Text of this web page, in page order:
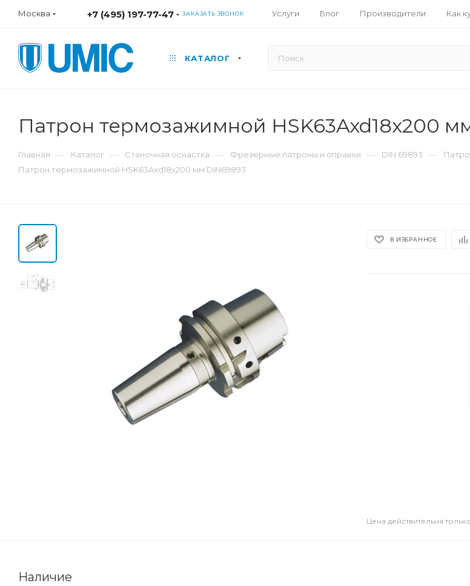
Москва +7 (495) 197-77-47 ЗАКАЗАТЬ ЗВОНОК Услуги Блог Производители Как
КАТАЛОГ
Патрон термозажимной HSK63Axd18x200
Главная — Каталог — Станочная оснастка — Фрезерные патроны и оправки — DIN 69893 —
Патрон термозажимной HSK63Axd18x200 мм DIN69893
В ИЗБРАННОЕ
Цена действительна
Наличие